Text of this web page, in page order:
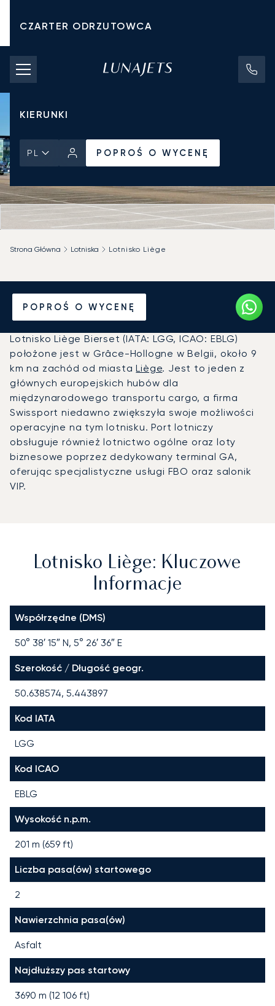
CZARTER ODRZUTOWCA
KOSZTY CZARTERU
PRYWATNE ODRZUTOWCE
KIERUNKI
PL POPROŚ O WYCENĘ
POPROŚ O WYCENĘ
Strona Główna Lotniska Lotnisko Liège
Prywatny odrzutowiec na
Lotnisko Liège (LGG)
Lotnisko Liège Bierset (IATA: LGG, ICAO: EBLG)
położone jest w Grâce-Hollogne w Belgii, około 9
km na zachód od miastaLiège. Jest to jeden z
głównych europejskich hubów dla
międzynarodowego transportu cargo, a firma
Swissport niedawno zwiększyła swoje możliwości
operacyjne na tym lotnisku. Port lotniczy
obsługuje również lotnictwo ogólne oraz loty
biznesowe poprzez dedykowany terminal GA,
oferując specjalistyczne usługi FBO oraz salonik
VIP.
Lotnisko Liège: Kluczowe
Informacje
Współrzędne (DMS)
50° 38′ 15″ N, 5° 26′ 36″ E
Szerokość / Długość geogr.
50.638574, 5.443897
Kod IATA
LGG
Kod ICAO
EBLG
Wysokość n.p.m.
201 m (659 ft)
Liczba pasa(ów) startowego
2
Nawierzchnia pasa(ów)
Asfalt
Najdłuższy pas startowy
3690 m (12 106 ft)